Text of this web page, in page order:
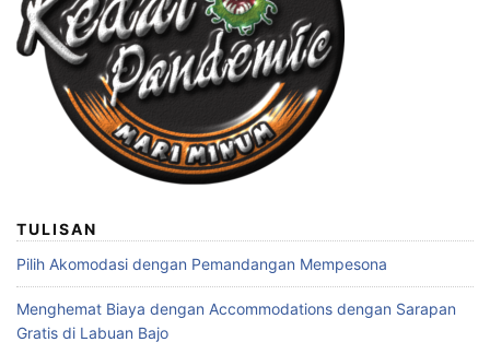
TULISAN
Pilih Akomodasi dengan Pemandangan Mempesona
Menghemat Biaya dengan Accommodations dengan Sarapan
Gratis di Labuan Bajo